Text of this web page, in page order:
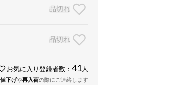
品切れ
品切れ
お気に入り登録者数： 41 人
値下げや再入荷の際にご連絡します